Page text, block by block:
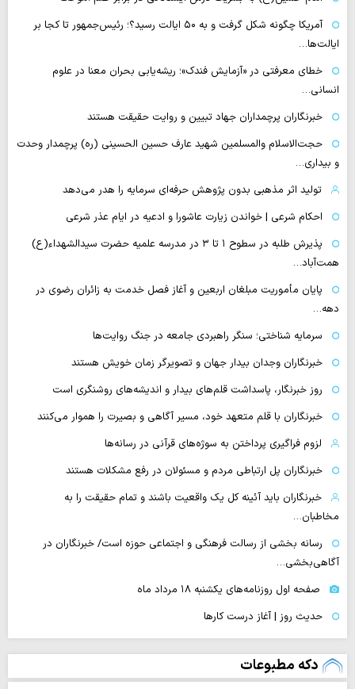
آمریکا چگونه شکل گرفت و به ۵۰ ایالت رسید؟؛ رئیس‌جمهور تا کجا بر
ایالت‌ها…
خطای معرفتی در «آزمایش فندک»؛ ریشه‌یابی بحران معنا در علوم
انسانی…
خبرنگاران پرچمداران جهاد تبیین و روایت حقیقت هستند
حجت‌الاسلام والمسلمین شهید عارف حسین الحسینی (ره) پرچمدار وحدت
و بیداری…
تولید اثر مذهبی بدون پژوهش حرفه‌ای سرمایه را هدر می‌دهد
احکام شرعی | خواندن زیارت عاشورا و ادعیه در ایام عذر شرعی
پذیرش طلبه در سطوح ۱ تا ۳ در مدرسه علمیه حضرت سیدالشهداء(ع)
همت‌آباد…
پایان مأموریت مبلغان اربعین و آغاز فصل خدمت به زائران رضوی در
دهه…
سرمایه شناختی؛ سنگر راهبردی جامعه در جنگ روایت‌ها
خبرنگاران وجدان بیدار جهان و تصویرگر زمان خویش هستند
روز خبرنگار، پاسداشت قلم‌های بیدار و اندیشه‌های روشنگری است
خبرنگاران با قلم متعهد خود، مسیر آگاهی و بصیرت را هموار می‌کنند
لزوم فراگیری پرداختن به سوژه‌های قرآنی در رسانه‌ها
خبرنگاران پل ارتباطی مردم و مسئولان در رفع مشکلات هستند
خبرنگاران باید آئینه کل یک واقعیت باشند و تمام حقیقت را به
مخاطبان…
رسانه بخشی از رسالت فرهنگی و اجتماعی حوزه است/ خبرنگاران در
آگاهی‌بخشی…
صفحه اول روزنامه‌های یکشنبه ۱۸ مرداد ماه
حدیث روز | آغاز درست کارها
دکه مطبوعات